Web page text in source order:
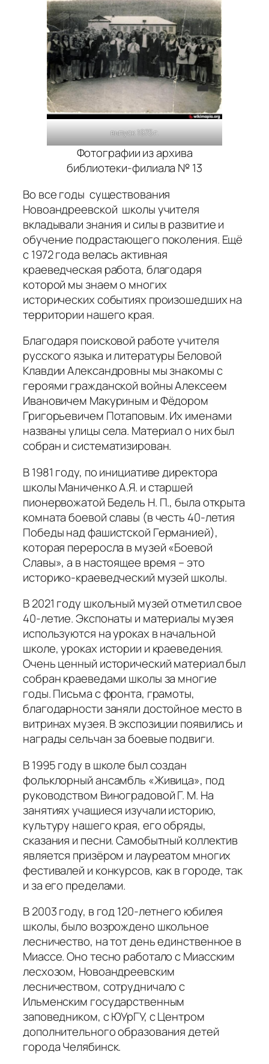
выпуск 1975 г.
Фотографии из архива
библиотеки-филиала № 13
Во все годы существования
Новоандреевской школы учителя
вкладывали знания и силы в развитие и
обучение подрастающего поколения. Ещё
с 1972 года велась активная
краеведческая работа, благодаря
которой мы знаем о многих
исторических событиях произошедших на
территории нашего края.
Благодаря поисковой работе учителя
русского языка и литературы Беловой
Клавдии Александровны мы знакомы с
героями гражданской войны Алексеем
Ивановичем Макуриным и Фёдором
Григорьевичем Потаповым. Их именами
названы улицы села. Материал о них был
собран и систематизирован.
В 1981 году, по инициативе директора
школы Маниченко А.Я. и старшей
пионервожатой Бедель Н. П., была открыта
комната боевой славы (в честь 40-летия
Победы над фашистской Германией),
которая переросла в музей «Боевой
Славы», а в настоящее время – это
историко-краеведческий музей школы.
В 2021 году школьный музей отметил свое
40-летие. Экспонаты и материалы музея
используются на уроках в начальной
школе, уроках истории и краеведения.
Очень ценный исторический материал был
собран краеведами школы за многие
годы. Письма с фронта, грамоты,
благодарности заняли достойное место в
витринах музея. В экспозиции появились и
награды сельчан за боевые подвиги.
В 1995 году в школе был создан
фольклорный ансамбль «Живица», под
руководством Виноградовой Г. М. На
занятиях учащиеся изучали историю,
культуру нашего края, его обряды,
сказания и песни. Самобытный коллектив
является призёром и лауреатом многих
фестивалей и конкурсов, как в городе, так
и за его пределами.
В 2003 году, в год 120-летнего юбилея
школы, было возрождено школьное
лесничество, на тот день единственное в
Миассе. Оно тесно работало с Миасским
лесхозом, Новоандреевским
лесничеством, сотрудничало с
Ильменским государственным
заповедником, с ЮУрГУ, с Центром
дополнительного образования детей
города Челябинск.